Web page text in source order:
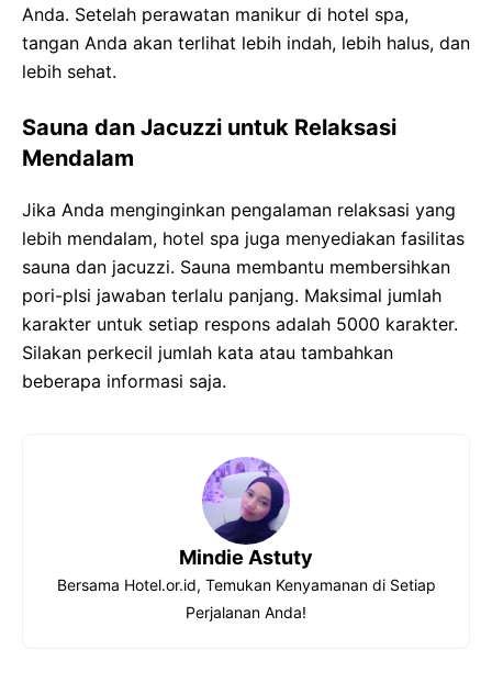
Anda. Setelah perawatan manikur di hotel spa,
tangan Anda akan terlihat lebih indah, lebih halus, dan
lebih sehat.
Sauna dan Jacuzzi untuk Relaksasi
Mendalam
Jika Anda menginginkan pengalaman relaksasi yang
lebih mendalam, hotel spa juga menyediakan fasilitas
sauna dan jacuzzi. Sauna membantu membersihkan
pori-pIsi jawaban terlalu panjang. Maksimal jumlah
karakter untuk setiap respons adalah 5000 karakter.
Silakan perkecil jumlah kata atau tambahkan
beberapa informasi saja.
Mindie Astuty
Bersama Hotel.or.id, Temukan Kenyamanan di Setiap
Perjalanan Anda!